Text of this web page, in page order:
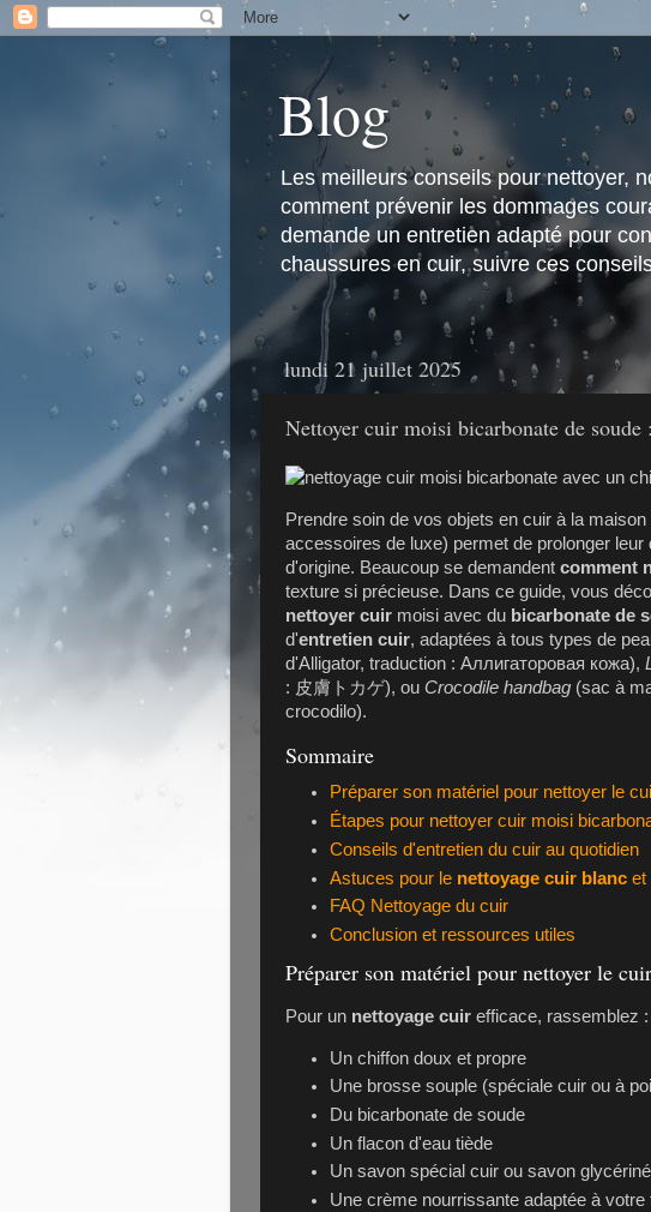
Blog
Les meilleurs conseils pour nettoyer,
comment prévenir les dommages
demande un entretien adapté pour
chaussures en cuir, suivre ces
lundi 21 juillet 2025
Nettoyer cuir moisi bicarbonate de soude
Prendre soin de vos objets en cuir à la
accessoires de luxe) permet de prolonger
d'origine. Beaucoup se demandent comment
texture si précieuse. Dans ce guide, vous
nettoyer cuir moisi avec du bicarbonate de
d'entretien cuir, adaptées à tous types de
d'Alligator, traduction : Аллигаторовая кожа),
: 皮膚トカゲ), ou Crocodile handbag (sac à
crocodilo).
Sommaire
Préparer son matériel pour nettoyer le
Étapes pour nettoyer cuir moisi
Conseils d'entretien du cuir au quotidien
Astuces pour le nettoyage cuir blanc et
FAQ Nettoyage du cuir
Conclusion et ressources utiles
Préparer son matériel pour nettoyer le cuir
Pour un nettoyage cuir efficace, rassemblez :
Un chiffon doux et propre
Une brosse souple (spéciale cuir ou à
Du bicarbonate de soude
Un flacon d'eau tiède
Un savon spécial cuir ou savon glycériné
Une crème nourrissante adaptée à